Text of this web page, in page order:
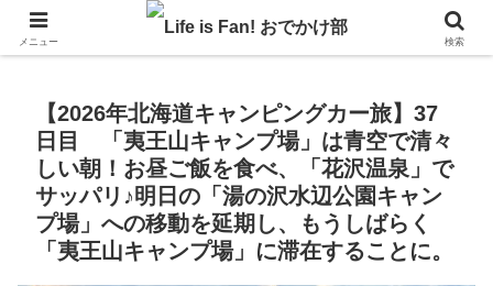
自作キャンピングカーで1年の3分の1を北海道でのんびりバンライフ♪
【2026年北海道キャンピングカー旅】37
日目 「夷王山キャンプ場」は青空で清々
しい朝！お昼ご飯を食べ、「花沢温泉」で
サッパリ♪明日の「湯の沢水辺公園キャン
プ場」への移動を延期し、もうしばらく
「夷王山キャンプ場」に滞在することに。
メニュー 検索